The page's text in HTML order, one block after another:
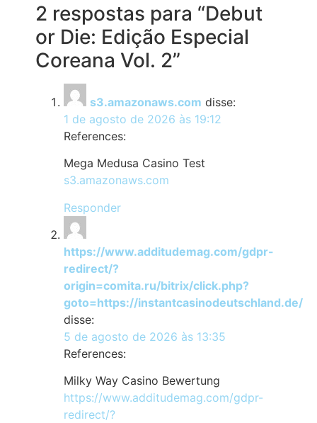
2 respostas para “Debut
or Die: Edição Especial
Coreana Vol. 2”
s3.amazonaws.com disse:
1 de agosto de 2026 às 19:12
References:
Mega Medusa Casino Test
s3.amazonaws.com
Responder
https://www.additudemag.com/gdpr-
redirect/?
origin=comita.ru/bitrix/click.php?
goto=https://instantcasinodeutschland.de/
disse:
5 de agosto de 2026 às 13:35
References:
Milky Way Casino Bewertung
https://www.additudemag.com/gdpr-
redirect/?